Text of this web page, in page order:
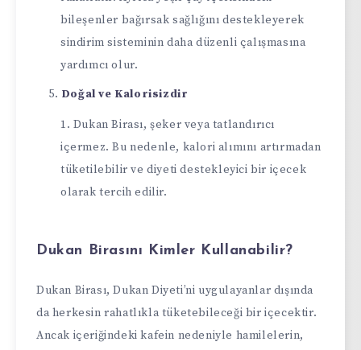
bileşenler bağırsak sağlığını destekleyerek
sindirim sisteminin daha düzenli çalışmasına
yardımcı olur.
Doğal ve Kalorisizdir
Dukan Birası, şeker veya tatlandırıcı
içermez. Bu nedenle, kalori alımını artırmadan
tüketilebilir ve diyeti destekleyici bir içecek
olarak tercih edilir.
Dukan Birasını Kimler Kullanabilir?
Dukan Birası, Dukan Diyeti’ni uygulayanlar dışında
da herkesin rahatlıkla tüketebileceği bir içecektir.
Ancak içeriğindeki kafein nedeniyle hamilelerin,